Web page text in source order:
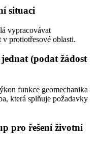
situaci
vypracovávat
protiotřesové oblasti.
(podat žádost
funkce geomechanika
která splňuje požadavky
pro řešení životní